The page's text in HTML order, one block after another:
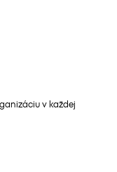
v každej